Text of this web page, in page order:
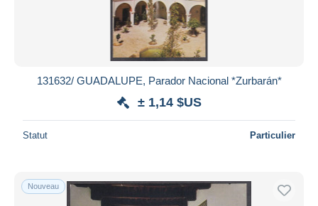
131632/ GUADALUPE, Parador Nacional *Zurbarán*
± 1,14 $US
Statut Particulier
Nouveau